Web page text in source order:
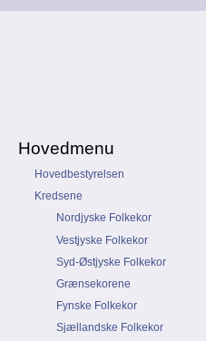
Hovedmenu
Hovedbestyrelsen
Kredsene
Nordjyske Folkekor
Vestjyske Folkekor
Syd-Østjyske Folkekor
Grænsekorene
Fynske Folkekor
Sjællandske Folkekor